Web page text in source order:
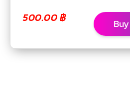
ลวดลายแบบวิจิตรศิลป์ เพื่อเพิ่มมู
เพิ่มความสวยงามดูน่ารับประทา
การเก็บรักษาผลงานการแกะสลั
สวยงาม
500.00฿